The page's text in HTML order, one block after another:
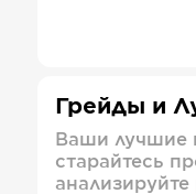
Грейды и
Ваши лучшие
старайтесь